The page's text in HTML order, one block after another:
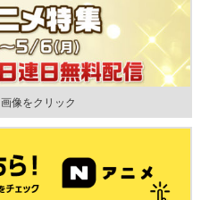
像をクリック